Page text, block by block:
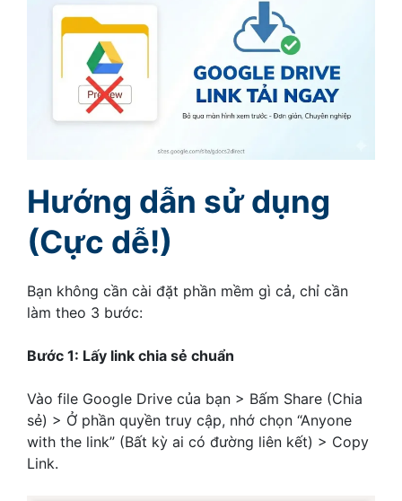
Hướng dẫn sử dụng
(Cực dễ!)
Bạn không cần cài đặt phần mềm gì cả, chỉ cần
làm theo 3 bước:
Bước 1: Lấy link chia sẻ chuẩn
Vào file Google Drive của bạn > Bấm Share (Chia
sẻ) > Ở phần quyền truy cập, nhớ chọn “Anyone
with the link” (Bất kỳ ai có đường liên kết) > Copy
Link.